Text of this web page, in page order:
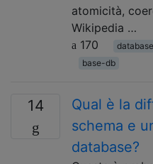
atomicità,
Wikipedia …
170
database
base-db
14
Qual è la
schema e
database?